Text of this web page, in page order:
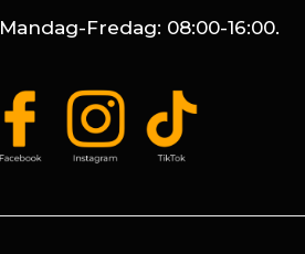
Mandag-Fredag: 08:00-16:00.